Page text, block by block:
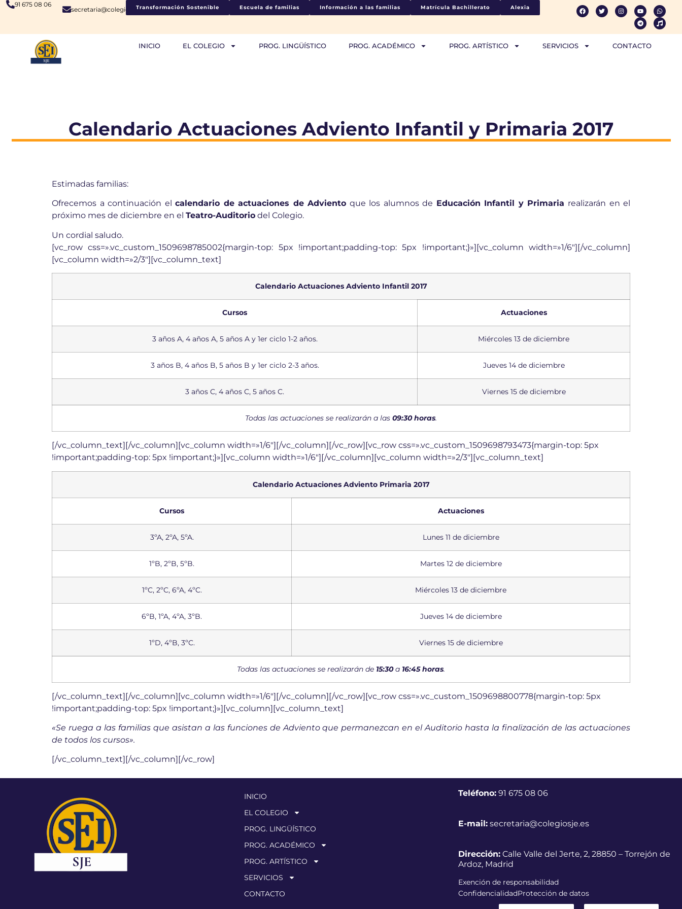
91 675 08 06
secretaria@colegiosje.esTransformación Sostenible Escuela de familias Información a las familias Matrícula Bachillerato Alexia
INICIO EL COLEGIO PROG. LINGÜÍSTICO PROG. ACADÉMICO PROG. ARTÍSTICO SERVICIOS CONTACTO
Calendario Actuaciones Adviento Infantil y Primaria 2017
Estimadas familias:
Ofrecemos a continuación elcalendario de actuaciones de Adviento que los alumnos de Educación Infantil y Primaria realizarán en el
próximo mes de diciembre en el Teatro-Auditorio del Colegio.
Un cordial saludo.
[vc_row css=».vc_custom_1509698785002{margin-top: 5px !important;padding-top: 5px !important;}»][vc_column width=»1/6″][/vc_column]
[vc_column width=»2/3″][vc_column_text]
Calendario Actuaciones Adviento Infantil 2017
Cursos Actuaciones
3 años A, 4 años A, 5 años A y 1er ciclo 1-2 años. Miércoles 13 de diciembre
3 años B, 4 años B, 5 años B y 1er ciclo 2-3 años. Jueves 14 de diciembre
3 años C, 4 años C, 5 años C. Viernes 15 de diciembre
Todas las actuaciones se realizarán a las 09:30 horas.
[/vc_column_text][/vc_column][vc_column width=»1/6″][/vc_column][/vc_row][vc_row css=».vc_custom_1509698793473{margin-top: 5px
!important;padding-top: 5px !important;}»][vc_column width=»1/6″][/vc_column][vc_column width=»2/3″][vc_column_text]
Calendario Actuaciones Adviento Primaria 2017
Cursos Actuaciones
3ºA, 2ºA, 5ºA. Lunes 11 de diciembre
1ºB, 2ºB, 5ºB. Martes 12 de diciembre
1ºC, 2ºC, 6ºA, 4ºC. Miércoles 13 de diciembre
6ºB, 1ºA, 4ºA, 3ºB. Jueves 14 de diciembre
1ºD, 4ºB, 3ºC. Viernes 15 de diciembre
Todas las actuaciones se realizarán de 15:30a 16:45 horas.
[/vc_column_text][/vc_column][vc_column width=»1/6″][/vc_column][/vc_row][vc_row css=».vc_custom_1509698800778{margin-top: 5px
!important;padding-top: 5px !important;}»][vc_column][vc_column_text]
«Se ruega a las familias que asistan a las funciones de Adviento que permanezcan en el Auditorio hasta la finalización de las actuaciones
de todos los cursos».
[/vc_column_text][/vc_column][/vc_row]
INICIO
EL COLEGIO
PROG. LINGÜÍSTICO
PROG. ACADÉMICO
PROG. ARTÍSTICO
SERVICIOS
CONTACTO
Teléfono:91 675 08 06
E-mail: secretaria@colegiosje.es
Dirección:Calle Valle del Jerte, 2, 28850 – Torrejón de
Ardoz, Madrid
Exención de responsabilidad
ConfidencialidadProtección de datos